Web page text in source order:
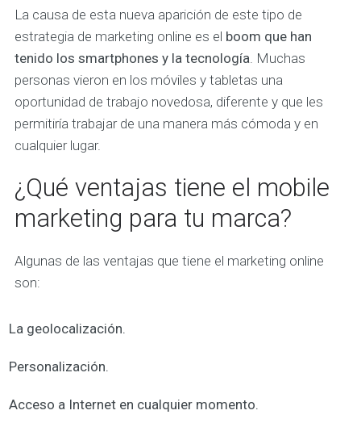
La causa de esta nueva aparición de este tipo de
estrategia de marketing online es el boom que han
tenido los smartphones y la tecnología . Muchas
personas vieron en los móviles y tabletas una
oportunidad de trabajo novedosa, diferente y que les
permitiría trabajar de una manera más cómoda y en
cualquier lugar.
¿Qué ventajas tiene el mobile
marketing para tu marca?
Algunas de las ventajas que tiene el marketing online
son:
La geolocalización.
Personalización.
Acceso a Internet en cualquier momento.